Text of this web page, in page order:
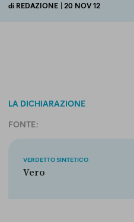
di REDAZIONE | 20 NOV 12
LA DICHIARAZIONE
FONTE:
VERDETTO SINTETICO
Vero